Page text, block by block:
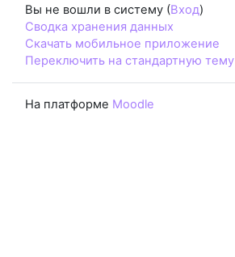
Вы не вошли в систему (Вход)
Сводка хранения данных
Скачать мобильное приложение
Переключить на стандартную тему
На платформе Moodle